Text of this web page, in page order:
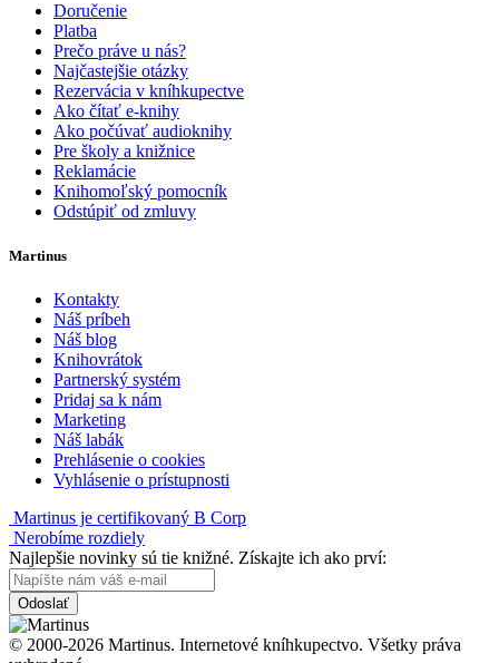
Doručenie
Platba
Prečo práve u nás?
Najčastejšie otázky
Rezervácia v kníhkupectve
Ako čítať e-knihy
Ako počúvať audioknihy
Pre školy a knižnice
Reklamácie
Knihomoľský pomocník
Odstúpiť od zmluvy
Martinus
Kontakty
Náš príbeh
Náš blog
Knihovrátok
Partnerský systém
Pridaj sa k nám
Marketing
Náš labák
Prehlásenie o cookies
Vyhlásenie o prístupnosti
Martinus je certifikovaný B Corp
Nerobíme rozdiely
Najlepšie novinky sú tie knižné. Získajte ich ako prví:
Odoslať
© 2000-2026 Martinus. Internetové kníhkupectvo. Všetky práva